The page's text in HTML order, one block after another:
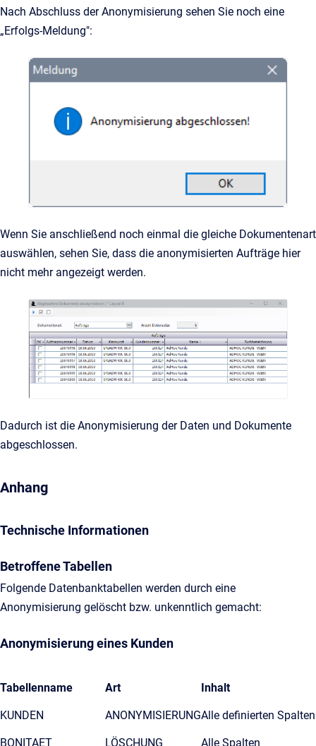
Nach Abschluss der Anonymisierung sehen Sie noch eine
„Erfolgs-Meldung":
Wenn Sie anschließend noch einmal die gleiche Dokumentenart
auswählen, sehen Sie, dass die anonymisierten Aufträge hier
nicht mehr angezeigt werden.
Dadurch ist die Anonymisierung der Daten und Dokumente
abgeschlossen.
Anhang
Technische Informationen
Betroffene Tabellen
Folgende Datenbanktabellen werden durch eine
Anonymisierung gelöscht bzw. unkenntlich gemacht:
Anonymisierung eines Kunden
Tabellenname Art Inhalt
KUNDEN ANONYMISIERUNGAlle definierten Spalten
BONITAET LÖSCHUNG Alle Spalten